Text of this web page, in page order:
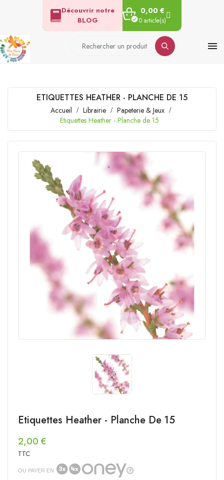
Découvrir notre
BLOG
0,00 €
0 article(s)

ETIQUETTES HEATHER - PLANCHE DE 15
Accueil Librairie
Papeterie & Jeux
Etiquettes Heather - Planche de 15
Etiquettes Heather - Planche De 15
2,00 €
TTC
OU PAYER EN